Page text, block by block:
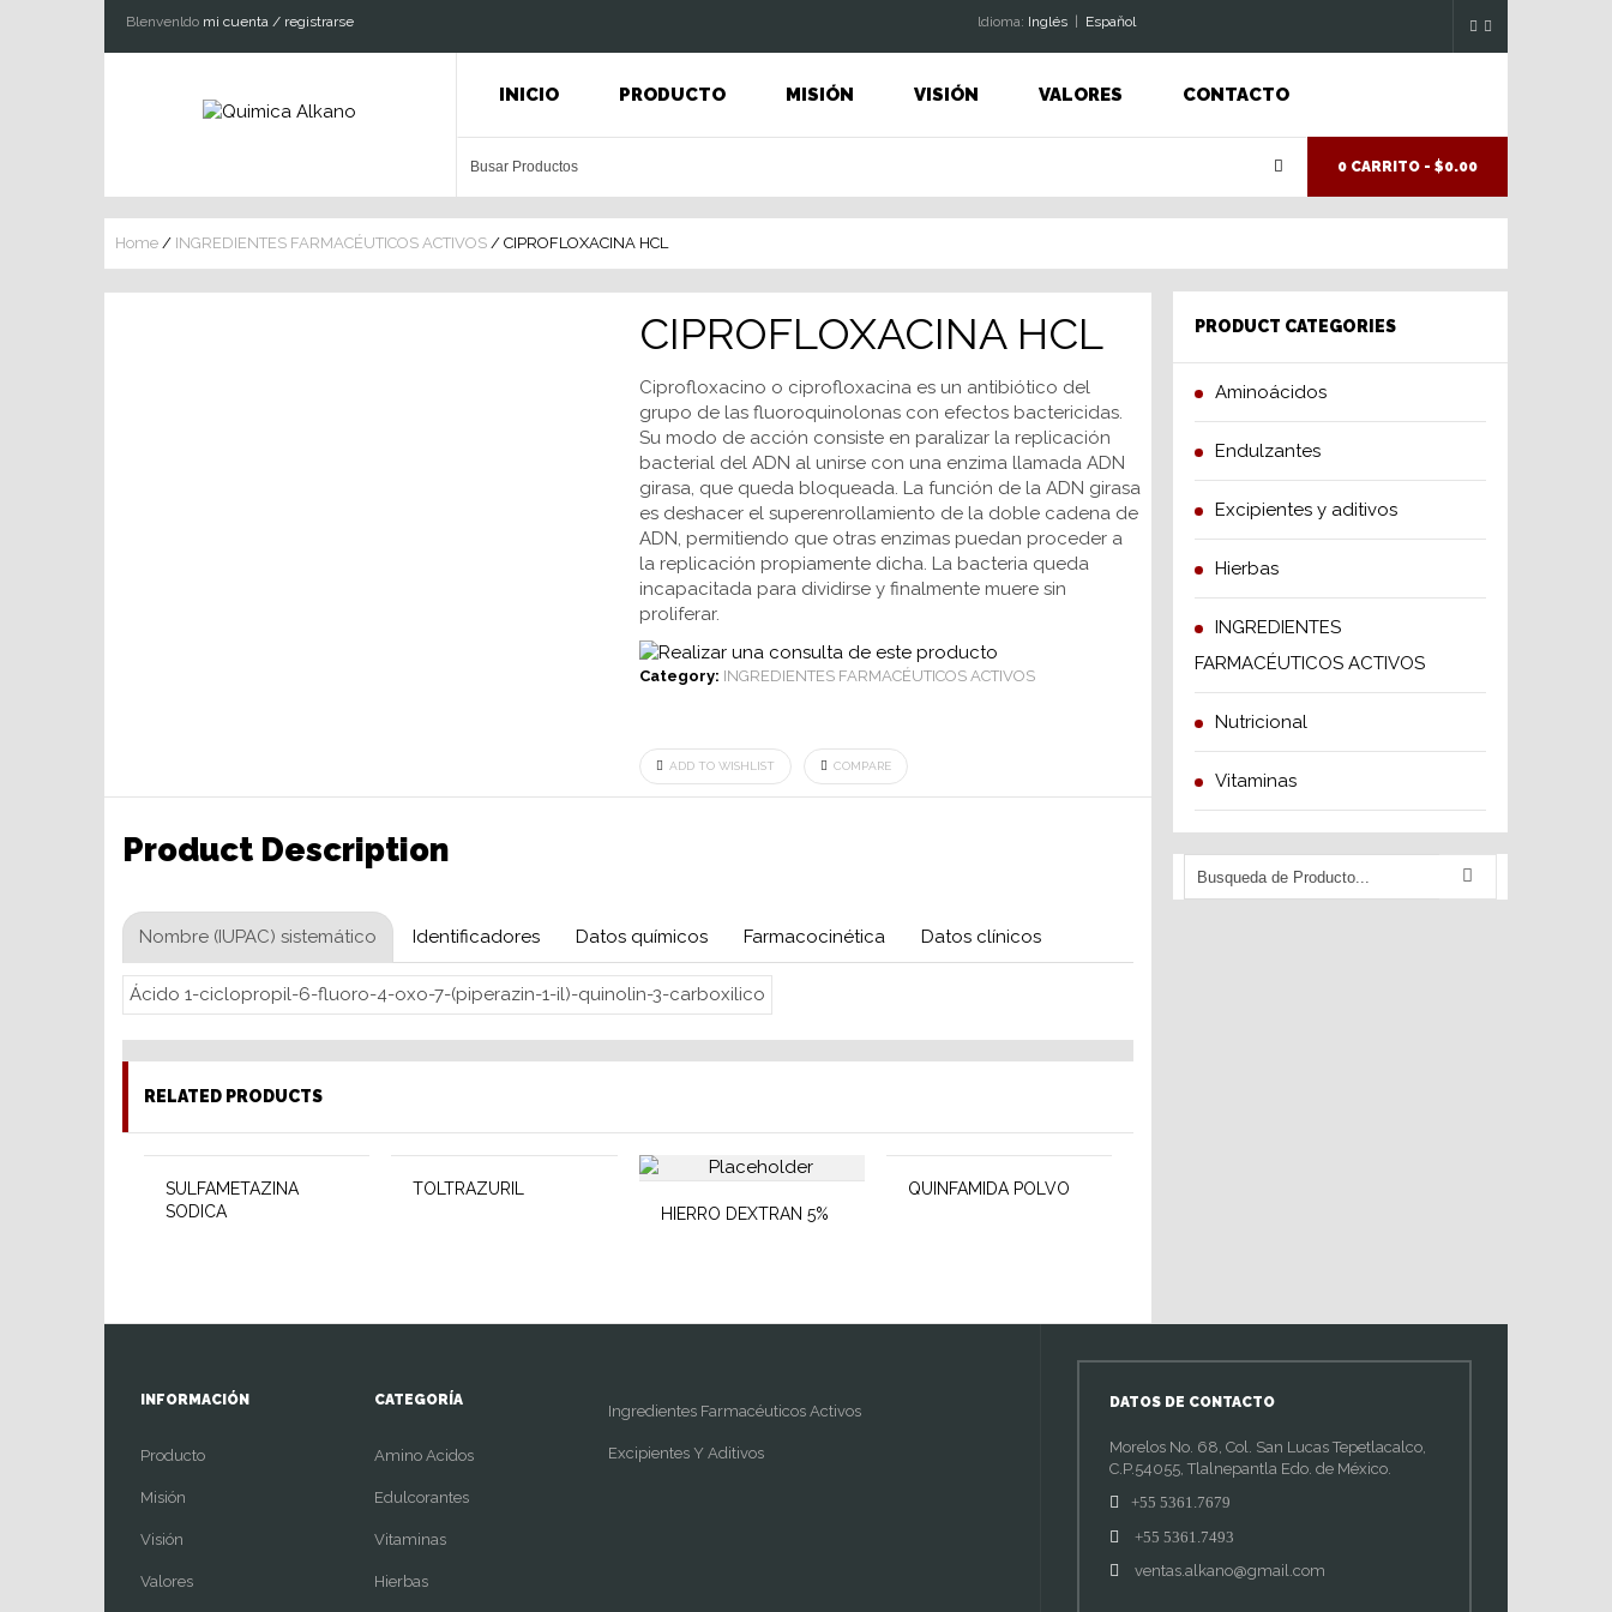
Blenvenldo mi cuenta / registrarse ldioma: Inglés| Espaňol
INICIO PRODUCTO MISIÓN VISIÓN VALORES CONTACTO
0 CARRITO - $0.00
Home / INGREDIENTES FARMACÉUTICOS ACTIVOS / CIPROFLOXACINA HCL
CIPROFLOXACINA HCL
Ciprofloxacino o ciprofloxacina es un antibiótico del
grupo de las fluoroquinolonas con efectos bactericidas.
Su modo de acción consiste en paralizar la replicación
bacterial del ADN al unirse con una enzima llamada ADN
girasa, que queda bloqueada. La función de la ADN girasa
es deshacer el superenrollamiento de la doble cadena de
ADN, permitiendo que otras enzimas puedan proceder a
la replicación propiamente dicha. La bacteria queda
incapacitada para dividirse y finalmente muere sin
proliferar.
Category: INGREDIENTES FARMACÉUTICOS ACTIVOS
ADD TO WISHLIST COMPARE
Product Description
Nombre (IUPAC) sistemático Identificadores Datos químicos Farmacocinética Datos clínicos
Ácido 1-ciclopropil-6-fluoro-4-oxo-7-(piperazin-1-il)-quinolin-3-carboxilico
RELATED PRODUCTS
SULFAMETAZINA
SODICA
TOLTRAZURIL
HIERRO DEXTRAN 5%
QUINFAMIDA POLVO
PRODUCT CATEGORIES
Aminoácidos
Endulzantes
Excipientes y aditivos
Hierbas
INGREDIENTES
FARMACÉUTICOS ACTIVOS
Nutricional
Vitaminas
INFORMACIÓN
Producto
Misión
Visión
Valores
CATEGORÍA
Amino Acidos
Edulcorantes
Vitaminas
Hierbas
Ingredientes Farmacéuticos Activos
Excipientes Y Aditivos
DATOS DE CONTACTO
Morelos No. 68, Col. San Lucas Tepetlacalco,
C.P.54055, Tlalnepantla Edo. de México.
+55 5361.7679
+55 5361.7493
ventas.alkano@gmail.com